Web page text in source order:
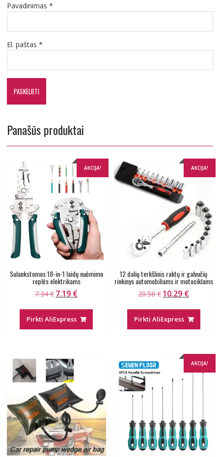
Pavadinimas *
El. paštas *
Panašūs produktai
AKCIJA!
Sulankstomos 18-in-1 laidų nuėmimo
replės elektrikams
7.34€ Original
7.34 €.
7.19 €Current
7.19 €.
Pirkti AliExpress
AKCIJA!
12 dalių terkšlinis raktų ir galvučių
rinkinys automobiliams ir motociklams
20.58€ Original
20.58 €.
10.29 €Current
10.29 €.
Pirkti AliExpress
AKCIJA!